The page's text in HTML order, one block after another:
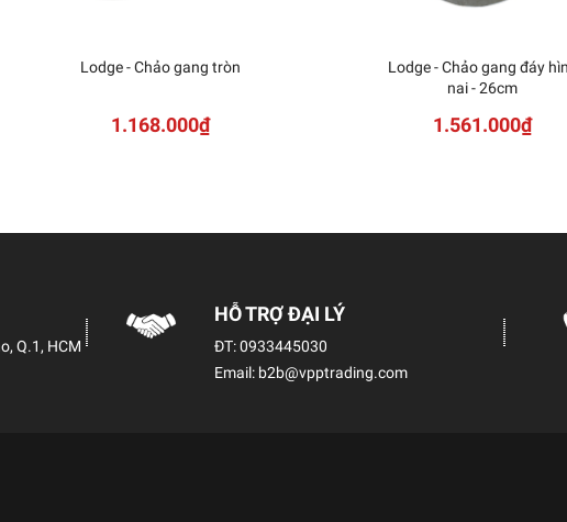
Lodge - Chảo gang tròn
1.168.000₫
Lodge - Chảo gang đáy
nai - 26cm
1.561.000₫
Q.1, HCM
HỖ TRỢ ĐẠI LÝ
ĐT:0933445030
Email: b2b@vpptrading.com